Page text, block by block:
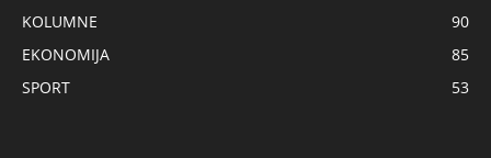
KOLUMNE
90
EKONOMIJA
85
SPORT
53